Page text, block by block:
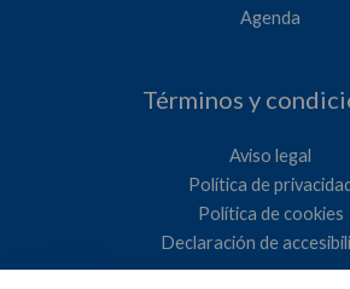
Agenda
Términos y
Aviso legal
Política de
Política de cookies
Declaración de